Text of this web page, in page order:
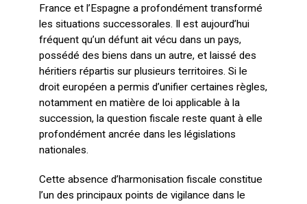
France et l’Espagne a profondément transformé
les situations successorales. Il est aujourd’hui
fréquent qu’un défunt ait vécu dans un pays,
possédé des biens dans un autre, et laissé des
héritiers répartis sur plusieurs territoires. Si le
droit européen a permis d’unifier certaines règles,
notamment en matière de loi applicable à la
succession, la question fiscale reste quant à elle
profondément ancrée dans les législations
nationales.
Cette absence d’harmonisation fiscale constitue
l’un des principaux points de vigilance dans le